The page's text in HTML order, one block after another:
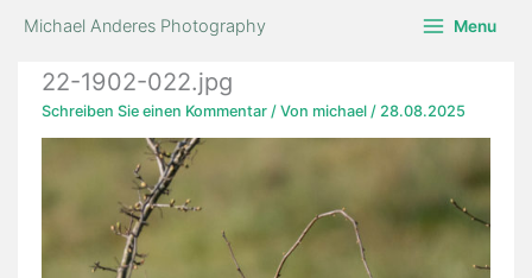
Inhalt
Michael Anderes Photography Menu
22-1902-022.jpg
Schreiben Sie einen Kommentar / Von michael / 28.08.2025